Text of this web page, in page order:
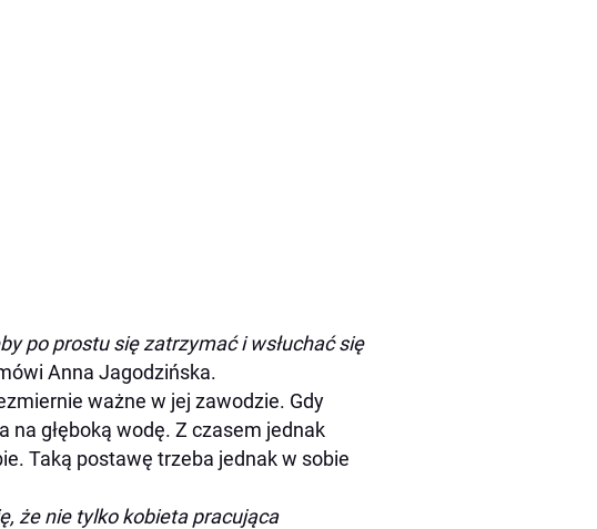
po prostu się zatrzymać i wsłuchać się
Anna Jagodzińska.
ważne w jej zawodzie. Gdy
na głęboką wodę. Z czasem jednak
Taką postawę trzeba jednak w sobie
że nie tylko kobieta pracująca